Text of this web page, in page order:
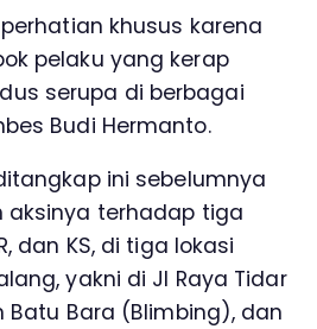
khusus karena
pelaku yang kerap
serupa di berbagai
Budi Hermanto.
ini sebelumnya
aksinya terhadap tiga
dan KS, di tiga lokasi
yakni di Jl Raya Tidar
Batu Bara (Blimbing), dan